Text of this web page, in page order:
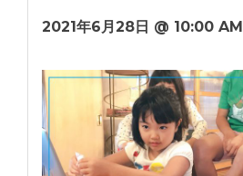
2021年6月28日 @ 10:00 AM